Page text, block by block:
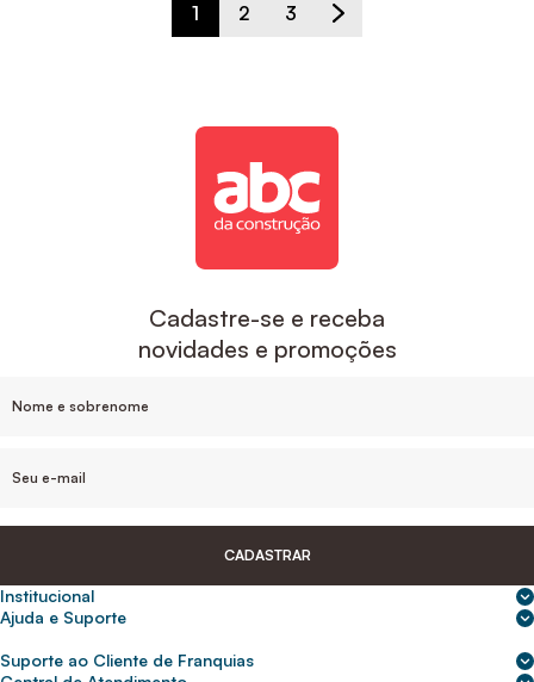
1 2 3
Cadastre-se e receba
novidades e promoções
CADASTRAR
Institucional
Sobre nós
Para empresas
Ajuda e Suporte
Frete e entrega
Suporte ao Cliente de Franquias